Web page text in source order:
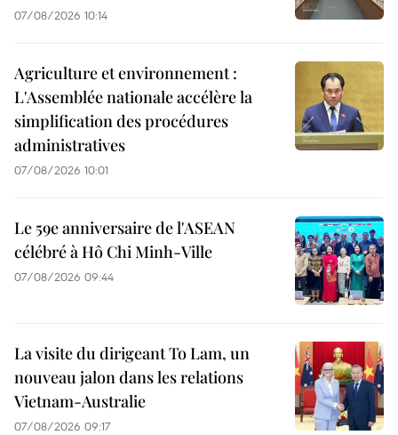
07/08/2026 10:14
Agriculture et environnement :
L'Assemblée nationale accélère la
simplification des procédures
administratives
07/08/2026 10:01
Le 59e anniversaire de l'ASEAN
célébré à Hô Chi Minh-Ville
07/08/2026 09:44
La visite du dirigeant To Lam, un
nouveau jalon dans les relations
Vietnam-Australie
07/08/2026 09:17